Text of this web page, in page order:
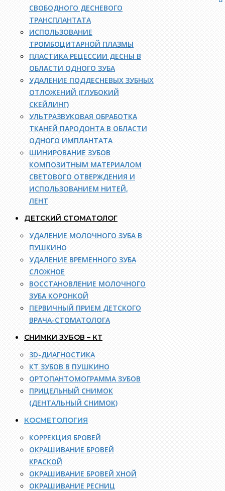
СВОБОДНОГО ДЕСНЕВОГО
ТРАНСПЛАНТАТА
ИСПОЛЬЗОВАНИЕ
ТРОМБОЦИТАРНОЙ ПЛАЗМЫ
ПЛАСТИКА РЕЦЕССИИ ДЕСНЫ В
ОБЛАСТИ ОДНОГО ЗУБА
УДАЛЕНИЕ ПОДДЕСНЕВЫХ ЗУБНЫХ
ОТЛОЖЕНИЙ (ГЛУБОКИЙ
СКЕЙЛИНГ)
УЛЬТРАЗВУКОВАЯ ОБРАБОТКА
ТКАНЕЙ ПАРОДОНТА В ОБЛАСТИ
ОДНОГО ИМПЛАНТАТА
ШИНИРОВАНИЕ ЗУБОВ
КОМПОЗИТНЫМ МАТЕРИАЛОМ
СВЕТОВОГО ОТВЕРЖДЕНИЯ И
ИСПОЛЬЗОВАНИЕМ НИТЕЙ,
ЛЕНТ
ДЕТСКИЙ СТОМАТОЛОГ
УДАЛЕНИЕ МОЛОЧНОГО ЗУБА В
ПУШКИНО
УДАЛЕНИЕ ВРЕМЕННОГО ЗУБА
СЛОЖНОЕ
ВОССТАНОВЛЕНИЕ МОЛОЧНОГО
ЗУБА КОРОНКОЙ
ПЕРВИЧНЫЙ ПРИЕМ ДЕТСКОГО
ВРАЧА-СТОМАТОЛОГА
СНИМКИ ЗУБОВ – КТ
3D-ДИАГНОСТИКА
КТ ЗУБОВ В ПУШКИНО
ОРТОПАНТОМОГРАММА ЗУБОВ
ПРИЦЕЛЬНЫЙ СНИМОК
(ДЕНТАЛЬНЫЙ СНИМОК)
КОСМЕТОЛОГИЯ
КОРРЕКЦИЯ БРОВЕЙ
ОКРАШИВАНИЕ БРОВЕЙ
КРАСКОЙ
ОКРАШИВАНИЕ БРОВЕЙ ХНОЙ
ОКРАШИВАНИЕ РЕСНИЦ